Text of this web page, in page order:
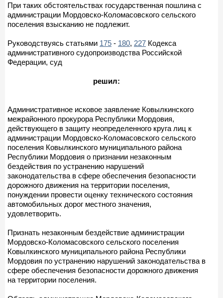
При таких обстоятельствах государственная пошлина с
администрации Мордовско-Коломасовского сельского
поселения взысканию не подлежит.
Руководствуясь статьями 175 - 180, 227 Кодекса
административного судопроизводства Российской
Федерации, суд
решил:
Административное исковое заявление Ковылкинского
межрайонного прокурора Республики Мордовия,
действующего в защиту неопределенного круга лиц к
администрации Мордовско-Коломасовского сельского
поселения Ковылкинского муниципального района
Республики Мордовия о признании незаконным
бездействия по устранению нарушений
законодательства в сфере обеспечения безопасности
дорожного движения на территории поселения,
понуждении провести оценку технического состояния
автомобильных дорог местного значения,
удовлетворить.
Признать незаконным бездействие администрации
Мордовско-Коломасовского сельского поселения
Ковылкинского муниципального района Республики
Мордовия по устранению нарушений законодательства в
сфере обеспечения безопасности дорожного движения
на территории поселения.